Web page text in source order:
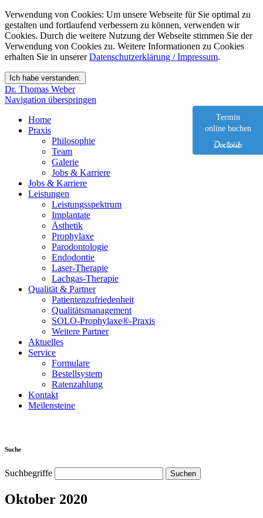
Verwendung von Cookies: Um unsere Webseite für Sie optimal zu
gestalten und fortlaufend verbessern zu können, verwenden wir
Cookies. Durch die weitere Nutzung der Webseite stimmen Sie der
Verwendung von Cookies zu. Weitere Informationen zu Cookies
erhalten Sie in unsererDatenschutzerklärung / Impressum.
Dr. Thomas Weber
Navigation überspringen
Home
Praxis
Philosophie
Team
Galerie
Jobs & Karriere
Jobs & Karriere
Leistungen
Leistungsspektrum
Implantate
Ästhetik
Prophylaxe
Parodontologie
Endodontie
Laser-Therapie
Lachgas-Therapie
Qualität & Partner
Patientenzufriedenheit
Qualitätsmanagement
SOLO-Prophylaxe®-Praxis
Weitere Partner
Aktuelles
Service
Formulare
Bestellsystem
Ratenzahlung
Kontakt
Meilensteine
Suche
Suchbegriffe
Oktober 2020
Termin
online buchen